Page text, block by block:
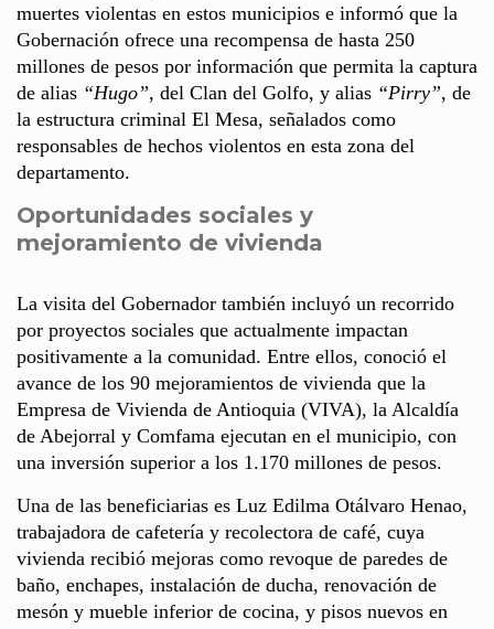
muertes violentas en estos municipios e informó que la
Gobernación ofrece una recompensa de hasta 250
millones de pesos por información que permita la captura
de alias “Hugo”, del Clan del Golfo, y alias “Pirry”, de
la estructura criminal El Mesa, señalados como
responsables de hechos violentos en esta zona del
departamento.
Oportunidades sociales y
mejoramiento de vivienda
La visita del Gobernador también incluyó un recorrido
por proyectos sociales que actualmente impactan
positivamente a la comunidad. Entre ellos, conoció el
avance de los 90 mejoramientos de vivienda que la
Empresa de Vivienda de Antioquia (VIVA), la Alcaldía
de Abejorral y Comfama ejecutan en el municipio, con
una inversión superior a los 1.170 millones de pesos.
Una de las beneficiarias es Luz Edilma Otálvaro Henao,
trabajadora de cafetería y recolectora de café, cuya
vivienda recibió mejoras como revoque de paredes de
baño, enchapes, instalación de ducha, renovación de
mesón y mueble inferior de cocina, y pisos nuevos en